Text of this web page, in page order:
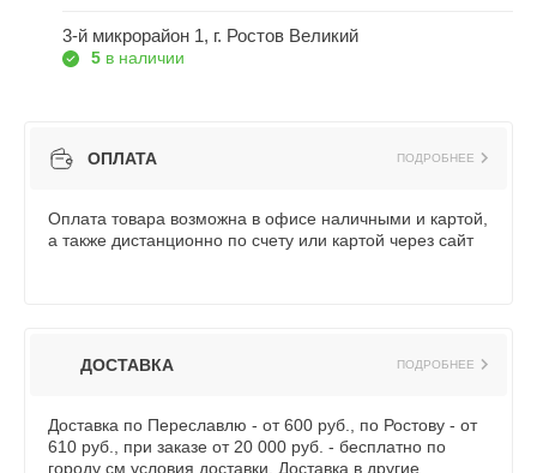
3-й микрорайон 1, г. Ростов Великий
5 в наличии
ОПЛАТА ПОДРОБНЕЕ
Оплата товара возможна в офисе наличными и картой,
а также дистанционно по счету или картой через сайт
ДОСТАВКА ПОДРОБНЕЕ
Доставка по Переславлю - от 600 руб., по Ростову - от
610 руб., при заказе от 20 000 руб. - бесплатно по
городу см условия доставки. Доставка в другие